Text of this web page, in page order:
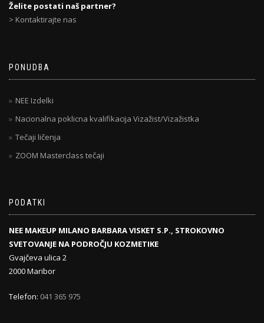
Želite postati naš partner?
> Kontaktirajte nas
PONUDBA
NEE Izdelki
Nacionalna poklicna kvalifikacija Vizažist/Vizažistka
Tečaji ličenja
ZOOM Masterclass tečaji
PODATKI
NEE MAKEUP MILANO BARBARA VISKET S.P., STROKOVNO
SVETOVANJE NA PODROČJU KOZMETIKE
Gvajčeva ulica 2
2000 Maribor
Telefon: 041 365 975